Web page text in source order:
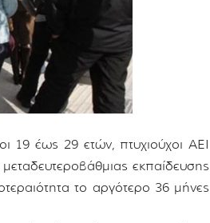
19 έως 29 ετών, πτυχιούχοι ΑΕΙ
εκπαίδευσης
το αργότερο 36 μήνες